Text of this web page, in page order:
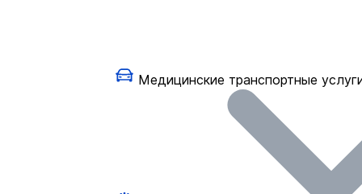
Медицинские транспортные